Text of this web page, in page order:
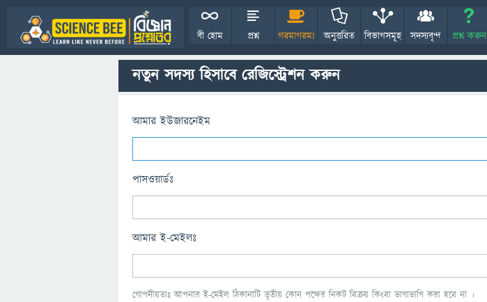
বী হোম প্রশ্ন গরমাগরম! অনুত্তরিত বিভাগসমূহ সদস্যবৃন্দ প্রশ্ন করুন
নতুন সদস্য হিসাবে রেজিস্ট্রেশন করুন
আমার ইউজারনেইম
পাসওয়ার্ডঃ
আমার ই-মেইলঃ
গোপনীয়তাঃ আপনার ই-মেইল ঠিকানাটি তৃতীয় কোন পক্ষের নিকট বিক্রয় কিংবা ভাগাভাগি করা হবে না ।